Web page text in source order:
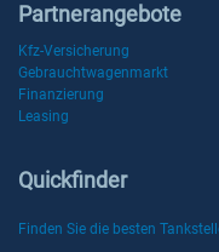
Partnerangebote
Kfz-Versicherung
Gebrauchtwagenmarkt
Finanzierung
Leasing
Quickfinder
Finden Sie die besten